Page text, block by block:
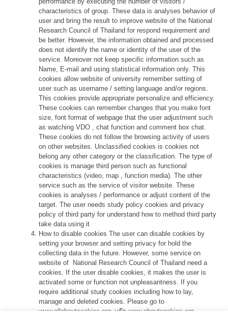
characteristics of group. These data is analyses behavior of
user and bring the result to improve website of the National
Research Council of Thailand for respond requirement and
be better. However, the information obtained and processed
does not identify the name or identity of the user of the
service. Moreover not keep specific information such as
Name, E-mail and using statistical information only. This
cookies allow website of university remember setting of
user such as username / setting language and/or regions.
This cookies provide appropriate personalize and efficiency.
These cookies can remember changes that you make font
size, font format of webpage that the user adjustment such
as watching VDO , chat function and comment box chat.
These cookies do not follow the browsing activity of users
on other websites. Unclassified cookies is cookies not
belong any other category or the classification. The type of
cookies is manage third person such as functional
characteristics (video, map , function media). The other
service such as the service of visitor website. These
cookies is analyses / performance or adjust content of the
target. The user needs study policy cookies and privacy
policy of third party for understand how to method third party
take data using it
How to disable cookies The user can disable cookies by
setting your browser and setting privacy for hold the
collecting data in the future. However, some service on
website of National Research Council of Thailand need a
cookies. If the user disable cookies, it makes the user is
activated some or function not unpleasantness. If you
require additional study cookies including how to lay,
manage and deleted cookies. Please go to
www.allaboutcookies.orgหรือ www.aboutcookies.org